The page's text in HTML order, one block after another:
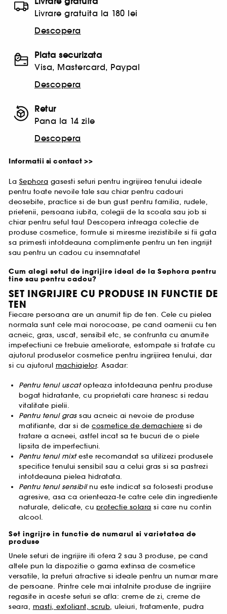
Livrare gratuita la 180 lei
Descopera
Plata securizata
Visa, Mastercard, Paypal
Descopera
Retur
Pana la 14 zile
Descopera
Informatii si contact >>
La Sephora gasesti seturi pentru ingrijirea tenului ideale
pentru toate nevoile tale sau chiar pentru cadouri
deosebite, practice si de bun gust pentru familia, rudele,
prietenii, persoana iubita, colegii de la scoala sau job si
chiar pentru seful tau! Descopera intreaga colectie de
produse cosmetice, formule si miresme irezistibile si fii gata
sa primesti intotdeauna complimente pentru un ten ingrijit
sau pentru un cadou cu insemnatate!
Cum alegi setul de ingrijire ideal de la Sephora pentru
tine sau pentru cadou?
SET INGRIJIRE CU PRODUSE IN FUNCTIE DE
TEN
Fiecare persoana are un anumit tip de ten. Cele cu pielea
normala sunt cele mai norocoase, pe cand oamenii cu ten
acneic, gras, uscat, sensibil etc, se confrunta cu anumite
impefectiuni ce trebuie ameliorate, estompate si tratate cu
ajutorul produselor cosmetice pentru ingrijirea tenului, dar
si cu ajutorul machiajelor. Asadar:
Pentru tenul uscatopteaza intotdeauna pentru produse
bogat hidratante, cu proprietati care hranesc si redau
vitalitate pielii.
Pentru tenul grassau acneic ai nevoie de produse
matifiante, dar si de cosmetice de demachiere si de
tratare a acneei, astfel incat sa te bucuri de o piele
lipsita de imperfectiuni.
Pentru tenul mixteste recomandat sa utilizezi produsele
specifice tenului sensibil sau a celui gras si sa pastrezi
intotdeauna pielea hidratata.
Pentru tenul sensibilnu este indicat sa folosesti produse
agresive, asa ca orienteaza-te catre cele din ingrediente
naturale, delicate, cu protectie solara si care nu contin
alcool.
Set ingrijre in functie de numarul si varietatea de
produse
Unele seturi de ingrijire iti ofera 2 sau 3 produse, pe cand
altele pun la dispozitie o gama extinsa de cosmetice
versatile, la preturi atractive si ideale pentru un numar mare
de persoane. Printre cele mai intalnite produse de ingrijire
regasite in aceste seturi se afla: creme de zi, creme de
seara, masti, exfoliant, scrub, uleiuri, tratamente, pudra